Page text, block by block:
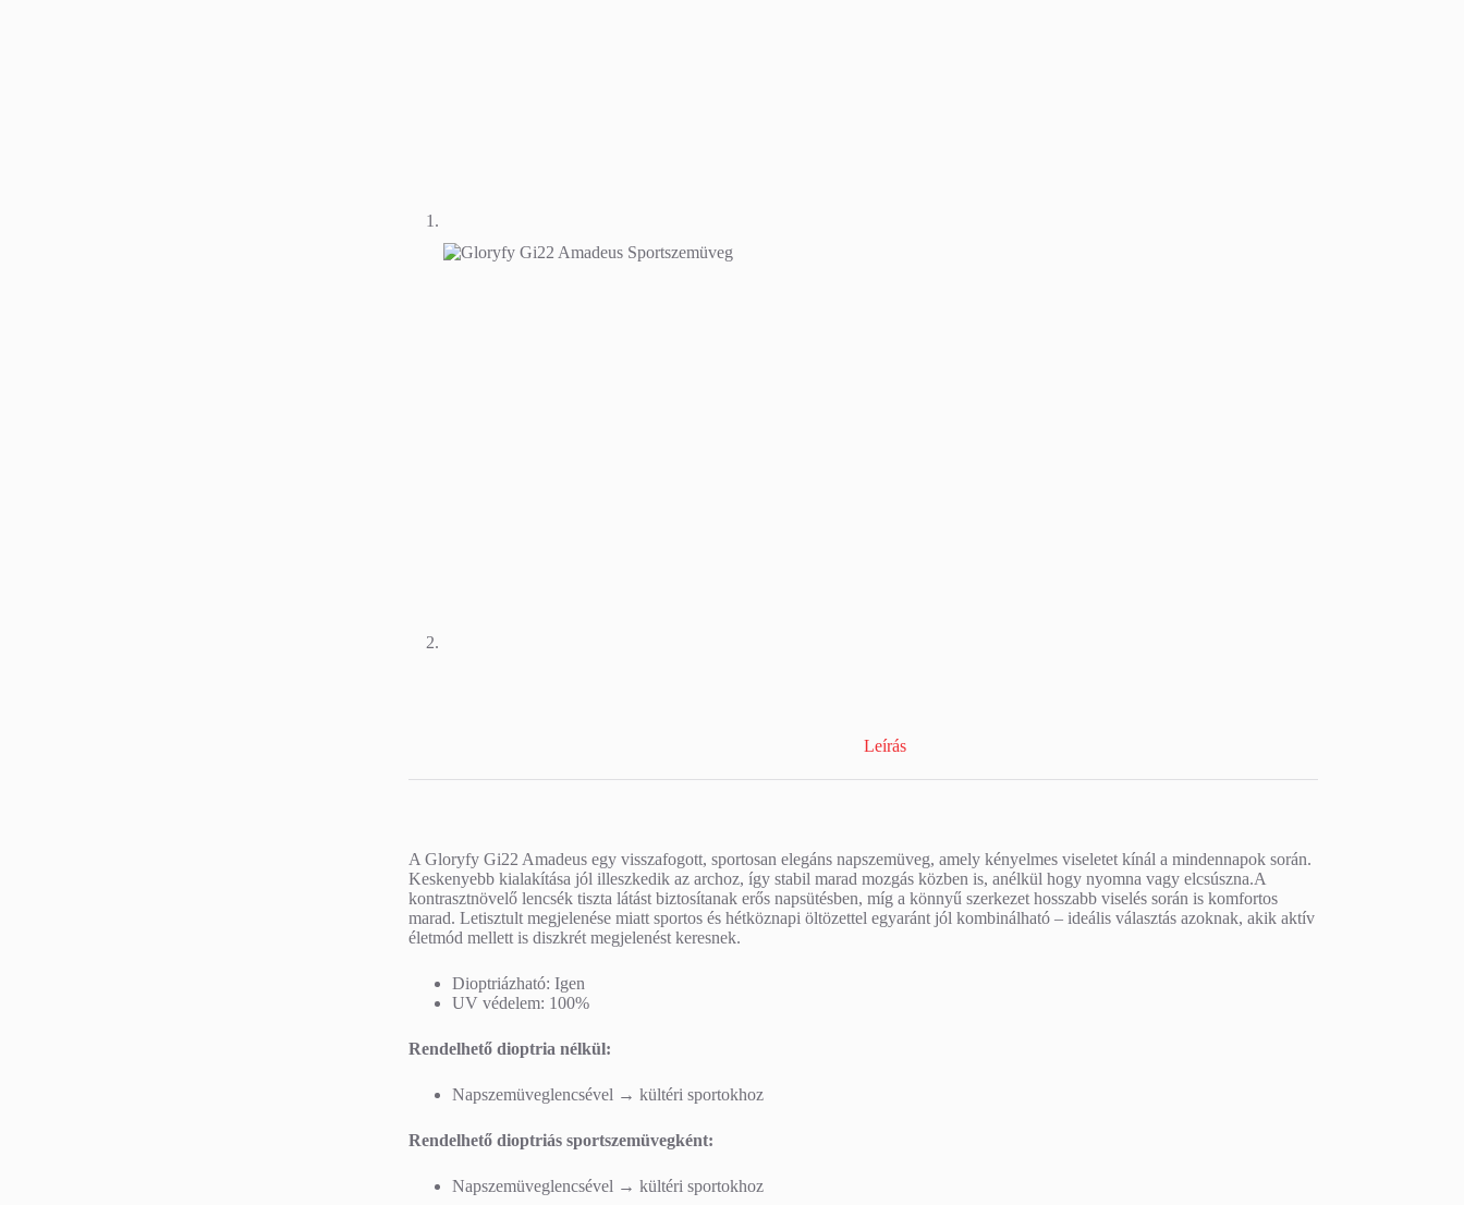
Leírás
A Gloryfy Gi22 Amadeus egy visszafogott, sportosan elegáns napszemüveg, amely kényelmes viseletet kínál a mindennapok során.
Keskenyebb kialakítása jól illeszkedik az archoz, így stabil marad mozgás közben is, anélkül hogy nyomna vagy elcsúszna.A
kontrasztnövelő lencsék tiszta látást biztosítanak erős napsütésben, míg a könnyű szerkezet hosszabb viselés során is komfortos
marad. Letisztult megjelenése miatt sportos és hétköznapi öltözettel egyaránt jól kombinálható – ideális választás azoknak, akik aktív
életmód mellett is diszkrét megjelenést keresnek.
Dioptriázható: Igen
UV védelem: 100%
Rendelhető dioptria nélkül:
Napszemüveglencsével → kültéri sportokhoz
Rendelhető dioptriás sportszemüvegként:
Napszemüveglencsével → kültéri sportokhoz